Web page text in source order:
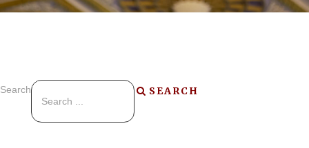
Search SEARCH